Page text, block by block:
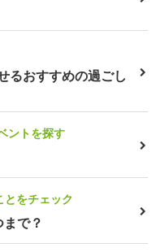
るおすすめの過ごし
ントを探す
をチェック
で？